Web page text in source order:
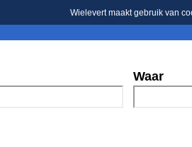
Wielevert maakt gebruik van
Waar